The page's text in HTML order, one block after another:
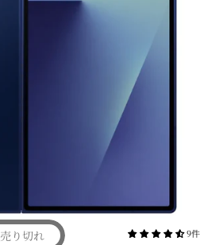
売り切れ 9件